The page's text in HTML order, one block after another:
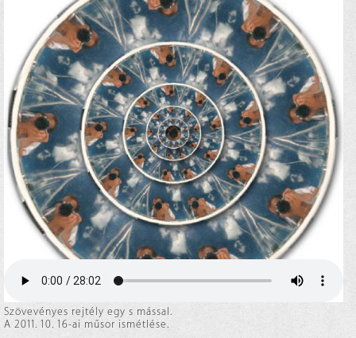
Szövevényes rejtély egy s mással.
A 2011. 10. 16-ai műsor ismétlése.